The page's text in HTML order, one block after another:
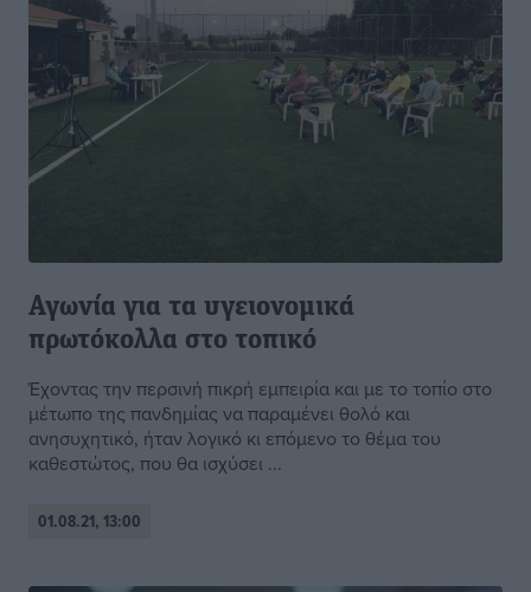
Αγωνία για τα υγειονομικά
πρωτόκολλα στο τοπικό
Έχοντας την περσινή πικρή εμπειρία και με το τοπίο στο
μέτωπο της πανδημίας να παραμένει θολό και
ανησυχητικό, ήταν λογικό κι επόμενο το θέμα του
καθεστώτος, που θα ισχύσει ...
01.08.21, 13:00